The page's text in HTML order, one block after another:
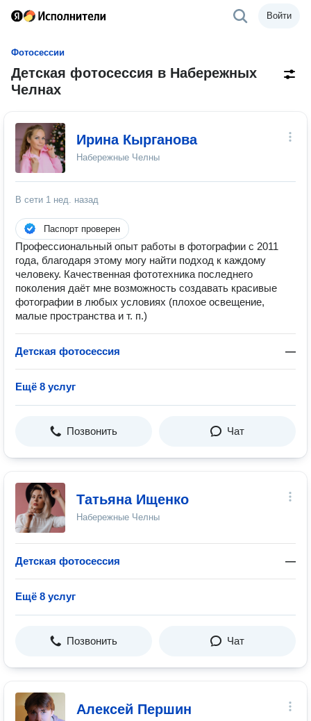
Войти
Фотосессии
Детская фотосессия в Набережных
Челнах
Ирина Кырганова
Набережные Челны
В сети 1 нед. назад
Паспорт проверен
Профессиональный опыт работы в фотографии с 2011
года, благодаря этому могу найти подход к каждому
человеку. Качественная фототехника последнего
поколения даёт мне возможность создавать красивые
фотографии в любых условиях (плохое освещение,
малые пространства и т. п.)
Детская фотосессия —
Ещё 8 услуг
Позвонить Чат
Татьяна Ищенко
Набережные Челны
Детская фотосессия —
Ещё 8 услуг
Позвонить Чат
Алексей Першин